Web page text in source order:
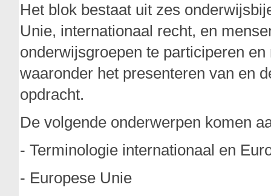
Het blok bestaat uit zes
Unie, internationaal recht, en
onderwijsgroepen te participeren
waaronder het presenteren van en
opdracht.
De volgende onderwerpen komen
- Terminologie internationaal en
- Europese Unie